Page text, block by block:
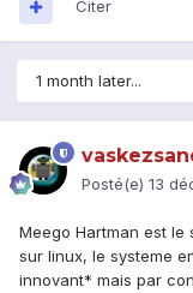
Citer
1 month later...
Posté(e) 13
Meego Hartman est
sur linux, le systeme
innovant* mais par